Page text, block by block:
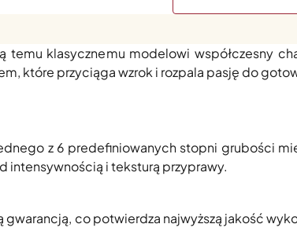
temu klasycznemu modelowi współczesny
które przyciąga wzrok i rozpala pasję do
z 6 predefiniowanych stopni grubości
intensywnością i teksturą przyprawy.
co potwierdza najwyższą jakość